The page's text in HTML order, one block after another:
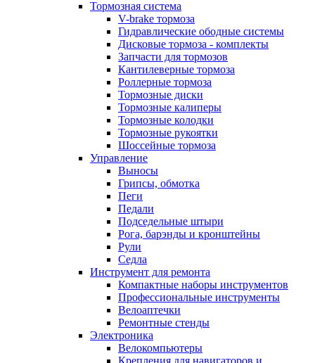
Тормозная система
V-brake тормоза
Гидравлические ободные системы
Дисковые тормоза - комплекты
Запчасти для тормозов
Кантилеверные тормоза
Роллерные тормоза
Тормозные диски
Тормозные калиперы
Тормозные колодки
Тормозные рукоятки
Шоссейные тормоза
Управление
Выносы
Грипсы, обмотка
Пеги
Педали
Подседельные штыри
Рога, барэнды и кронштейны
Рули
Седла
Инструмент для ремонта
Компактные наборы инструментов
Профессиональные инструменты
Велоаптечки
Ремонтные стенды
Электроника
Велокомпьютеры
Крепления для навигаторов и